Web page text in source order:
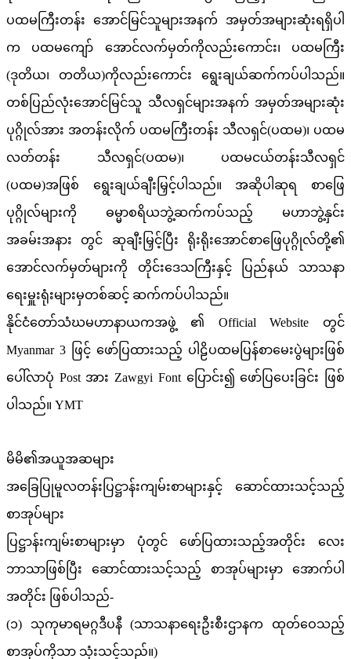
ပထမကြီးတန်း အောင်မြင်သူများအနက် အမှတ်အများဆုံးရရှိပါ
က ပထမကျော် အောင်လက်မှတ်ကိုလည်းကောင်း၊ ပထမကြီး
(ဒုတိယ၊ တတိယ)ကိုလည်းကောင်း ရွေးချယ်ဆက်ကပ်ပါသည်။
တစ်ပြည်လုံးအောင်မြင်သူ သီလရှင်များအနက် အမှတ်အများဆုံး
ပုဂ္ဂိုလ်အား အတန်းလိုက် ပထမကြီးတန်း သီလရှင်(ပထမ)၊ ပထမ
လတ်တန်း သီလရှင်(ပထမ)၊ ပထမငယ်တန်းသီလရှင်
(ပထမ)အဖြစ် ရွေးချယ်ချီးမြှင့်ပါသည်။ အဆိုပါဆုရ စာဖြေ
ပုဂ္ဂိုလ်များကို ဓမ္မာစရိယဘွဲ့ဆက်ကပ်သည့် မဟာဘွဲ့နှင်း
အခမ်းအနား တွင် ဆုချီးမြှင့်ပြီး ရိုးရိုးအောင်စာဖြေပုဂ္ဂိုလ်တို့၏
အောင်လက်မှတ်များကို တိုင်းဒေသကြီးနှင့် ပြည်နယ် သာသနာ
ရေးမှူးရုံးများမှတစ်ဆင့် ဆက်ကပ်ပါသည်။
နိုင်ငံတော်သံဃမဟာနာယကအဖွဲ့ ၏ Official Website တွင်
Myanmar 3 ဖြင့် ဖော်ပြထားသည့် ပါဠိပထမပြန်စာမေးပွဲများဖြစ်
ပေါ်လာပုံ Post အား Zawgyi Font ပြောင်း၍ ဖော်ပြပေးခြင်း ဖြစ်
ပါသည်။ YMT
မိမိ၏အယူအဆများ
အခြေပြုမူလတန်းပြဋ္ဌာန်းကျမ်းစာများနှင့် ဆောင်ထားသင့်သည့်
စာအုပ်များ
ပြဋ္ဌာန်းကျမ်းစာများမှာ ပုံတွင် ဖော်ပြထားသည့်အတိုင်း လေး
ဘာသာဖြစ်ပြီး ဆောင်ထားသင့်သည့် စာအုပ်များမှာ အောက်ပါ
အတိုင်း ဖြစ်ပါသည်-
(၁) သုကုမာရမဂ္ဂဒီပနီ (သာသနာရေးဦးစီးဌာနက ထုတ်ဝေသည့်
စာအုပ်ကိုသာ သုံးသင့်သည်။)